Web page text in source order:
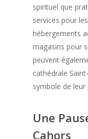
spirituel que
services pour
hébergements
magasins pour
peuvent
cathédrale
symbole de leur
Une
Cahors